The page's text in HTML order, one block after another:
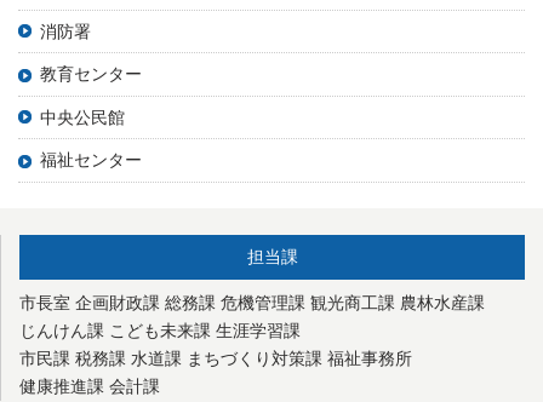
消防署
教育センター
中央公民館
福祉センター
担当課
市長室 企画財政課 総務課 危機管理課 観光商工課 農林水産課
じんけん課 こども未来課 生涯学習課
市民課 税務課 水道課 まちづくり対策課 福祉事務所
健康推進課 会計課